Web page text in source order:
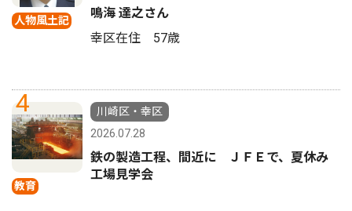
人物風土記
鳴海 達之さん
幸区在住 57歳
4
教育
川崎区・幸区
2026.07.28
鉄の製造工程、間近に ＪＦＥで、夏休み
工場見学会